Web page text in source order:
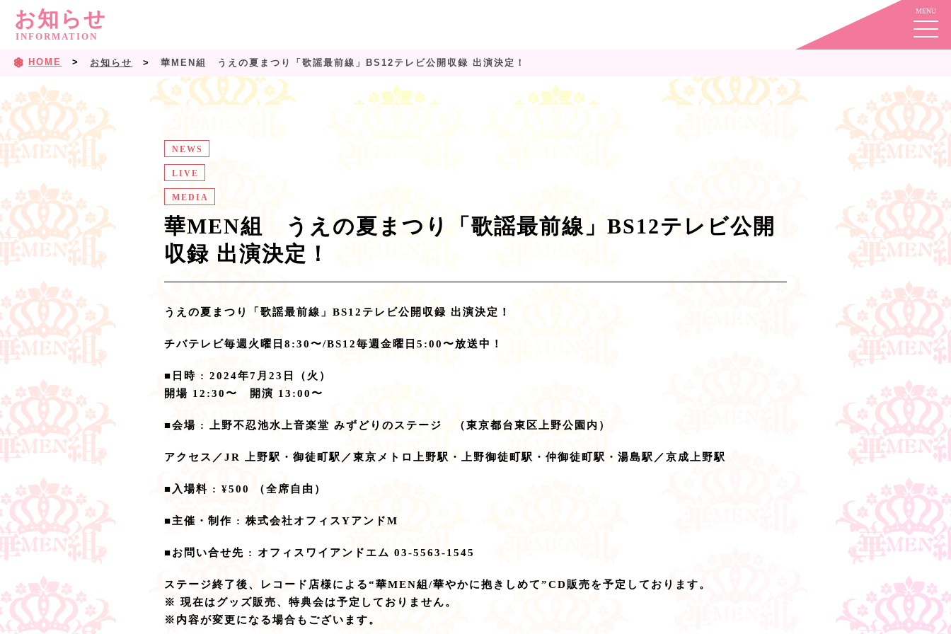
お知らせ
INFORMATION
HOME お知らせ 華MEN組 うえの夏まつり「歌謡最前線」BS12テレビ公開収録 出演決定！
NEWS
LIVE
MEDIA
華MEN組 うえの夏まつり「歌謡最前線」BS12テレビ公開
収録 出演決定！
うえの夏まつり「歌謡最前線」BS12テレビ公開収録 出演決定！
チバテレビ毎週火曜日8:30〜/BS12毎週金曜日5:00〜放送中！
■日時 : 2024年7月23日（火）
開場 12:30〜 開演 13:00〜
■会場 : 上野不忍池水上音楽堂 みずどりのステージ （東京都台東区上野公園内）
アクセス／JR 上野駅・御徒町駅／東京メトロ上野駅・上野御徒町駅・仲御徒町駅・湯島駅／京成上野駅
■入場料 : ¥500 （全席自由）
■主催・制作 : 株式会社オフィスYアンドM
■お問い合せ先 : オフィスワイアンドエム 03-5563-1545
ステージ終了後、レコード店様による“華MEN組/華やかに抱きしめて”CD販売を予定しております。
※ 現在はグッズ販売、特典会は予定しておりません。
※内容が変更になる場合もございます。